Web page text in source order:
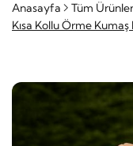
Anasayfa Tüm Ürünler
Kısa Kollu Örme